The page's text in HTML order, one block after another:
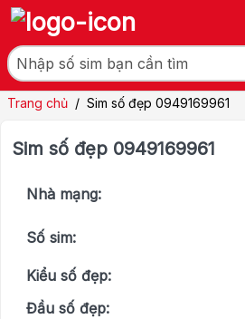
Trang chủ / Sim số đẹp 0949169961
Sim số đẹp 0949169961
Nhà mạng:
Số sim:
Kiểu số đẹp:
Đầu số đẹp: